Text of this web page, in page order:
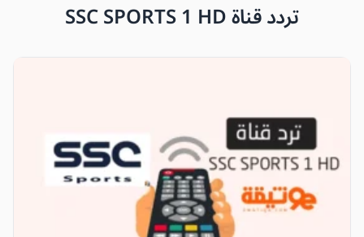
تردد قناة SSC SPORTS 1 HD